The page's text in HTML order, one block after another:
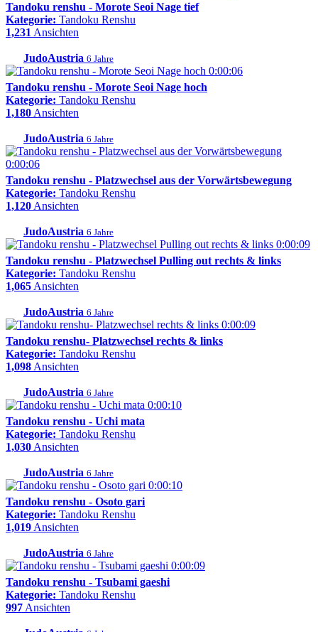
Tandoku renshu - Morote Seoi Nage tief
Kategorie: Tandoku Renshu
1,231Ansichten
JudoAustria 6 Jahre
0:00:06
Tandoku renshu - Morote Seoi Nage hoch
Kategorie: Tandoku Renshu
1,180Ansichten
JudoAustria 6 Jahre
0:00:06
Tandoku renshu - Platzwechsel aus der Vorwärtsbewegung
Kategorie: Tandoku Renshu
1,120Ansichten
JudoAustria 6 Jahre
0:00:09
Tandoku renshu - Platzwechsel Pulling out rechts & links
Kategorie: Tandoku Renshu
1,065Ansichten
JudoAustria 6 Jahre
0:00:09
Tandoku renshu- Platzwechsel rechts & links
Kategorie: Tandoku Renshu
1,098Ansichten
JudoAustria 6 Jahre
0:00:10
Tandoku renshu - Uchi mata
Kategorie: Tandoku Renshu
1,030Ansichten
JudoAustria 6 Jahre
0:00:10
Tandoku renshu - Osoto gari
Kategorie: Tandoku Renshu
1,019Ansichten
JudoAustria 6 Jahre
0:00:09
Tandoku renshu - Tsubami gaeshi
Kategorie: Tandoku Renshu
997Ansichten